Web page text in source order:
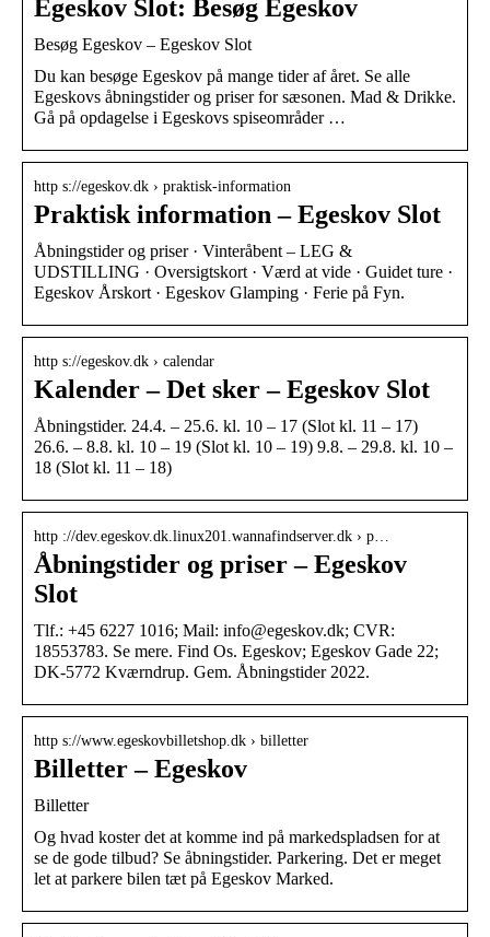
Egeskov Slot: Besøg Egeskov
Besøg Egeskov – Egeskov Slot
Du kan besøge Egeskov på mange tider af året. Se alle
Egeskovs åbningstider og priser for sæsonen. Mad & Drikke.
Gå på opdagelse i Egeskovs spiseområder …
http s://egeskov.dk › praktisk-information
Praktisk information – Egeskov Slot
Åbningstider og priser · Vinteråbent – LEG &
UDSTILLING · Oversigtskort · Værd at vide · Guidet ture ·
Egeskov Årskort · Egeskov Glamping · Ferie på Fyn.
http s://egeskov.dk › calendar
Kalender – Det sker – Egeskov Slot
Åbningstider. 24.4. – 25.6. kl. 10 – 17 (Slot kl. 11 – 17)
26.6. – 8.8. kl. 10 – 19 (Slot kl. 10 – 19) 9.8. – 29.8. kl. 10 –
18 (Slot kl. 11 – 18)
http ://dev.egeskov.dk.linux201.wannafindserver.dk › p…
Åbningstider og priser – Egeskov
Slot
Tlf.: +45 6227 1016; Mail: info@egeskov.dk; CVR:
18553783. Se mere. Find Os. Egeskov; Egeskov Gade 22;
DK-5772 Kværndrup. Gem. Åbningstider 2022.
http s://www.egeskovbilletshop.dk › billetter
Billetter – Egeskov
Billetter
Og hvad koster det at komme ind på markedspladsen for at
se de gode tilbud? Se åbningstider. Parkering. Det er meget
let at parkere bilen tæt på Egeskov Marked.